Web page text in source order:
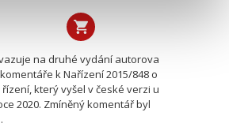
na druhé vydání autorova
k Nařízení 2015/848 o
který vyšel v české verzi u
2020. Zmíněný komentář byl